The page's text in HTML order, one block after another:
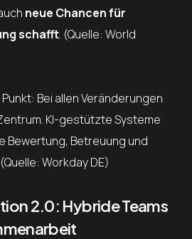
neue Chancen für
schafft. (Quelle: World
Bei allen Veränderungen
KI-gestützte Systeme
Bewertung, Betreuung und
Workday DE)
2.0: Hybride Teams